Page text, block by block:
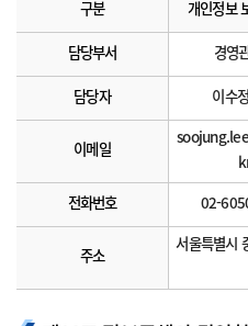
구분 개인정보
담당부서 경영
담당자 이수
이메일
전화번호 02-
주소
서울특별시